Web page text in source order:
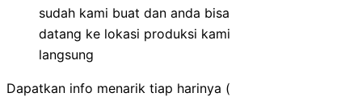
sudah kami buat dan anda bisa
datang ke lokasi produksi kami
langsung
Dapatkan info menarik tiap harinya (